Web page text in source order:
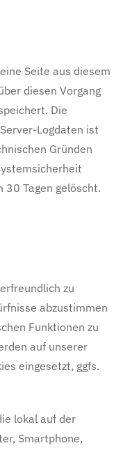
Seite aus diesem
diesen Vorgang
Die
Logdaten ist
Gründen
30 Tagen gelöscht.
zu
abzustimmen
Funktionen zu
auf unserer
eingesetzt, ggfs.
lokal auf der
Smartphone,